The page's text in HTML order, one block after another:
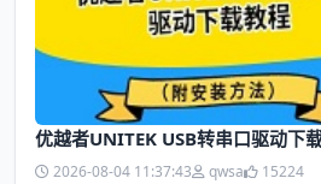
优越者UNITEK USB转串口驱动下
2026-08-04 11:37:43 qwsa 15224